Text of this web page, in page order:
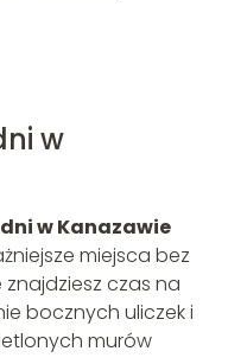
w
w Kanazawie
miejsca bez
czas na
bocznych uliczek i
murów